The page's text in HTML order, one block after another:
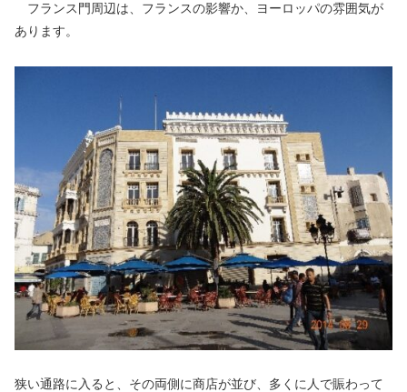
フランス門周辺は、フランスの影響か、ヨーロッパの雰囲気が
あります。
狭い通路に入ると、その両側に商店が並び、多くに人で賑わって